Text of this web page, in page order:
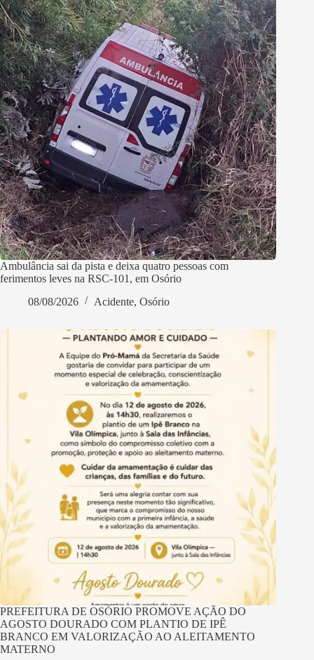
Ambulância sai da pista e deixa quatro pessoas com
ferimentos leves na RSC-101, em Osório
08/08/2026
Acidente, Osório
PREFEITURA DE OSÓRIO PROMOVE AÇÃO DO
AGOSTO DOURADO COM PLANTIO DE IPÊ
BRANCO EM VALORIZAÇÃO AO ALEITAMENTO
MATERNO